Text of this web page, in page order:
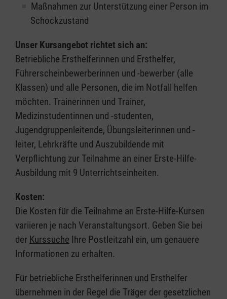
Maßnahmen zur Unterstützung einer Person im
Schockzustand
Unser Kursangebot richtet sich an:
Betriebliche Ersthelferinnen und Ersthelfer,
Führerscheinbewerberinnen und -bewerber (alle
Klassen) und alle Personen, die im Notfall helfen
möchten. Trainerinnen und Trainer,
Medizinstudentinnen und -studenten,
Jugendgruppenleitende, Übungsleiterinnen und -
leiter, Lehrkräfte und Auszubildende mit
Verpflichtung zur Teilnahme an einer Erste-Hilfe-
Ausbildung mit 9 Unterrichtseinheiten.
Kosten:
Die Kosten für die Teilnahme an Erste-Hilfe-Kursen
variieren je nach Veranstaltungsort. Geben Sie bei
der Kurssuche Ihre Postleitzahl ein, um genauere
Informationen zu erhalten.
Für betriebliche Ersthelferinnen und Ersthelfer
übernehmen in der Regel die Träger der gesetzlichen